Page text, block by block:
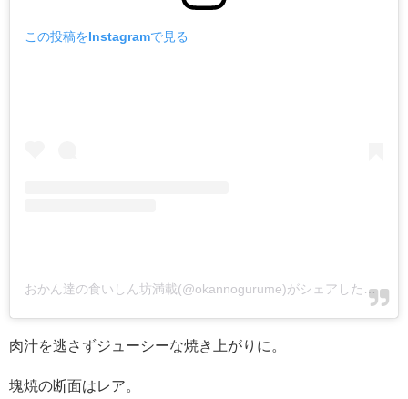
この投稿をInstagramで見る
おかん達の食いしん坊満載(@okannogurume)がシェアした投稿
肉汁を逃さずジューシーな焼き上がりに。
塊焼の断面はレア。